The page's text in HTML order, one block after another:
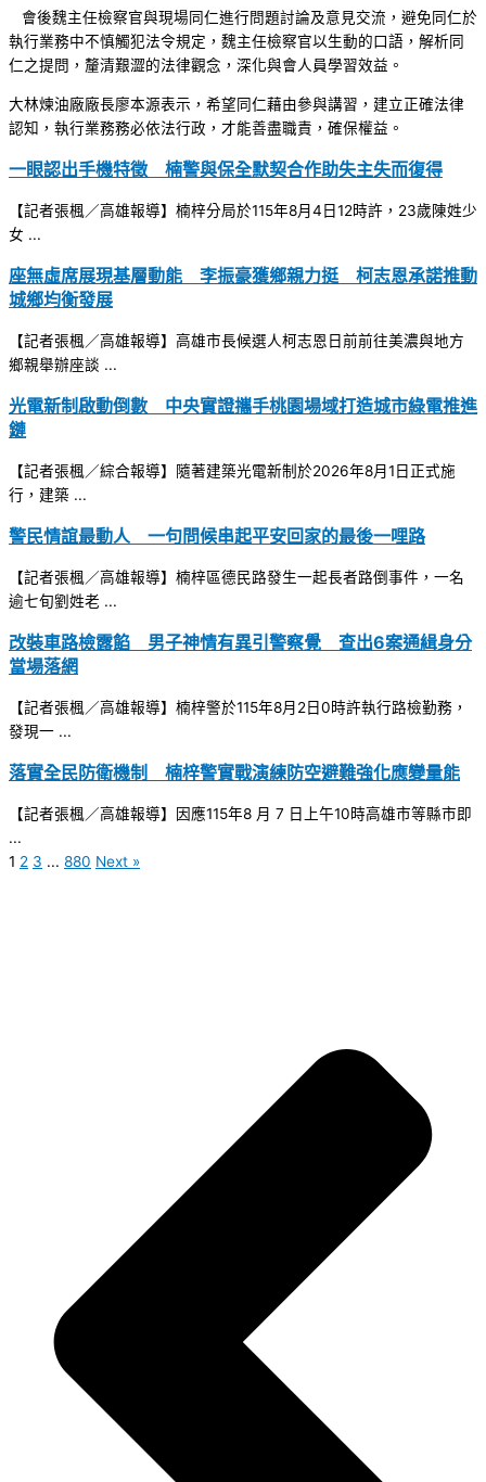
會後魏主任檢察官與現場同仁進行問題討論及意見交流，避免同仁於
執行業務中不慎觸犯法令規定，魏主任檢察官以生動的口語，解析同
仁之提問，釐清艱澀的法律觀念，深化與會人員學習效益。
大林煉油廠廠長廖本源表示，希望同仁藉由參與講習，建立正確法律
認知，執行業務務必依法行政，才能善盡職責，確保權益。
一眼認出手機特徵 楠警與保全默契合作助失主失而復得
【記者張楓／高雄報導】楠梓分局於115年8月4日12時許，23歲陳姓少
女 ...
座無虛席展現基層動能 李振豪獲鄉親力挺 柯志恩承諾推動
城鄉均衡發展
【記者張楓／高雄報導】高雄市長候選人柯志恩日前前往美濃與地方
鄉親舉辦座談 ...
光電新制啟動倒數 中央實證攜手桃園場域打造城市綠電推進
鏈
【記者張楓／綜合報導】隨著建築光電新制於2026年8月1日正式施
行，建築 ...
警民情誼最動人 一句問候串起平安回家的最後一哩路
【記者張楓／高雄報導】楠梓區德民路發生一起長者路倒事件，一名
逾七旬劉姓老 ...
改裝車路檢露餡 男子神情有異引警察覺 查出6案通緝身分
當場落網
【記者張楓／高雄報導】楠梓警於115年8月2日0時許執行路檢勤務，
發現一 ...
落實全民防衛機制 楠梓警實戰演練防空避難強化應變量能
【記者張楓／高雄報導】因應115年8 月 7 日上午10時高雄市等縣市即
...
1 2 3 ... 880 Next »